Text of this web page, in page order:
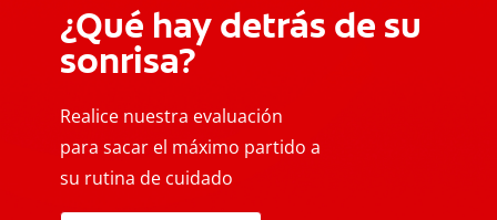
¿Qué hay detrás de su
sonrisa?
Realice nuestra evaluación
para sacar el máximo partido a
su rutina de cuidado